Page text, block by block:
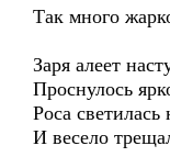
Так много
Заря алеет
Проснулось
Роса
И весело